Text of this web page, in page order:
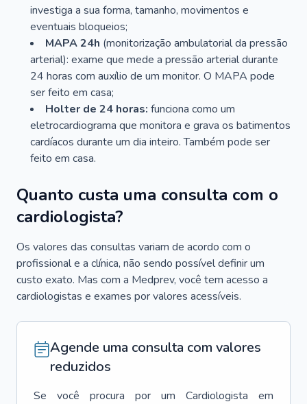
investiga a sua forma, tamanho, movimentos e
eventuais bloqueios;
MAPA 24h (monitorização ambulatorial da pressão
arterial): exame que mede a pressão arterial durante
24 horas com auxílio de um monitor. O MAPA pode
ser feito em casa;
Holter de 24 horas: funciona como um
eletrocardiograma que monitora e grava os batimentos
cardíacos durante um dia inteiro. Também pode ser
feito em casa.
Quanto custa uma consulta com o
cardiologista?
Os valores das consultas variam de acordo com o
profissional e a clínica, não sendo possível definir um
custo exato. Mas com a Medprev, você tem acesso a
cardiologistas e exames por valores acessíveis.
Agende uma consulta com valores
reduzidos
Se você procura por um Cardiologista
em